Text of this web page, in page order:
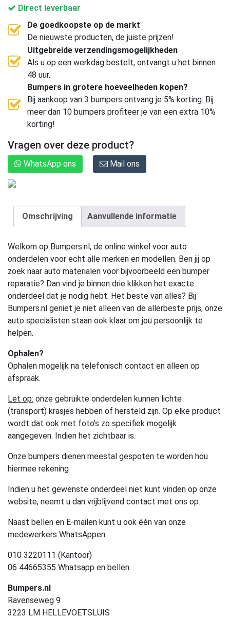
Direct leverbaar
De goedkoopste op de markt
De nieuwste producten, de juiste prijzen!
Uitgebreide verzendingsmogelijkheden
Als u op een werkdag bestelt, ontvangt u het binnen
48 uur.
Bumpers in grotere hoeveelheden kopen?
Bij aankoop van 3 bumpers ontvang je 5% korting. Bij
meer dan 10 bumpers profiteer je van een extra 10%
korting!
Vragen over deze product?
WhatsApp ons Mail ons
Omschrijving Aanvullende informatie
Welkom op Bumpers.nl, de online winkel voor auto
onderdelen voor echt alle merken en modellen. Ben jij op
zoek naar auto materialen voor bijvoorbeeld een bumper
reparatie? Dan vind je binnen drie klikken het exacte
onderdeel dat je nodig hebt. Het beste van alles? Bij
Bumpers.nl geniet je niet alleen van de allerbeste prijs, onze
auto specialisten staan ook klaar om jou persoonlijk te
helpen.
Ophalen?
Ophalen mogelijk na telefonisch contact en alleen op
afspraak.
Let op: onze gebruikte onderdelen kunnen lichte
(transport) krasjes hebben of hersteld zijn. Op elke product
wordt dat ook met foto’s zo specifiek mogelijk
aangegeven. Indien het zichtbaar is.
Onze bumpers dienen meestal gespoten te worden hou
hiermee rekening
Indien u het gewenste onderdeel niet kunt vinden op onze
website, neemt u dan vrijblijvend contact met ons op.
Naast bellen en E-mailen kunt u ook één van onze
medewerkers WhatsAppen.
010 3220111 (Kantoor)
06 44665355 Whatsapp en bellen
Bumpers.nl
Ravenseweg 9
3223 LM HELLEVOETSLUIS